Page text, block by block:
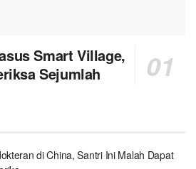
Smart Village,
Sejumlah
di China, Santri Ini Malah Dapat